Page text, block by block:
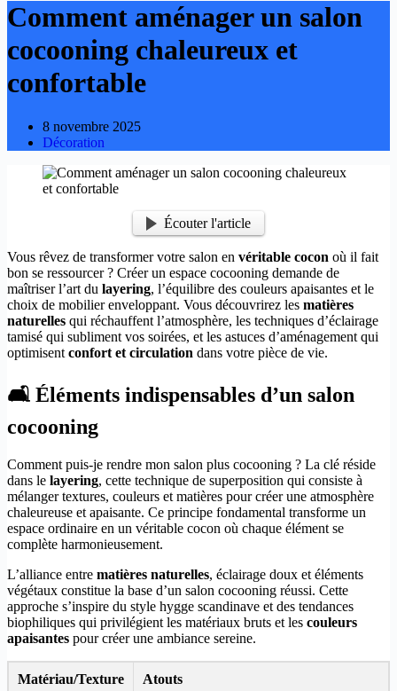
Comment aménager un salon
cocooning chaleureux et
confortable
8 novembre 2025
Décoration
Écouter l'article
Vous rêvez de transformer votre salon en véritable cocon où il fait
bon se ressourcer ? Créer un espace cocooning demande de
maîtriser l’art du layering, l’équilibre des couleurs apaisantes et le
choix de mobilier enveloppant. Vous découvrirez les matières
naturelles qui réchauffent l’atmosphère, les techniques d’éclairage
tamisé qui subliment vos soirées, et les astuces d’aménagement qui
optimisentconfort et circulation dans votre pièce de vie.
🛋️ Éléments indispensables d’un salon
cocooning
Comment puis-je rendre mon salon plus cocooning ? La clé réside
dans le layering, cette technique de superposition qui consiste à
mélanger textures, couleurs et matières pour créer une atmosphère
chaleureuse et apaisante. Ce principe fondamental transforme un
espace ordinaire en un véritable cocon où chaque élément se
complète harmonieusement.
L’alliance entre matières naturelles, éclairage doux et éléments
végétaux constitue la base d’un salon cocooning réussi. Cette
approche s’inspire du style hygge scandinave et des tendances
biophiliques qui privilégient les matériaux bruts et les couleurs
apaisantes pour créer une ambiance sereine.
Matériau/Texture Atouts